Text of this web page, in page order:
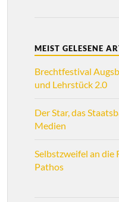
MEIST GELESENE
Brechtfestival
und Lehrstück 2.0
Der Star, das
Medien
Selbstzweifel an die
Pathos